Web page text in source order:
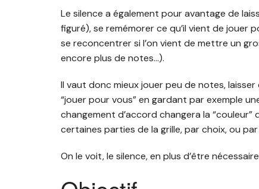
Le silence a également pour avantage de
figuré), se remémorer ce qu’il vient de jouer
se reconcentrer si l’on vient de mettre un
encore plus de notes…).
Il vaut donc mieux jouer peu de notes,
“jouer pour vous” en gardant par exemple
changement d’accord changera la
certaines parties de la grille, par choix, ou
On le voit, le silence, en plus d’être